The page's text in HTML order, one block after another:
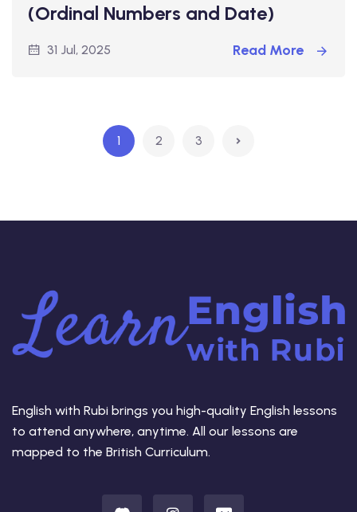
(Ordinal Numbers and Date)
31 Jul, 2025 Read More
1 2 3
English with Rubi brings you high-quality English lessons
to attend anywhere, anytime. All our lessons are
mapped to the British Curriculum.